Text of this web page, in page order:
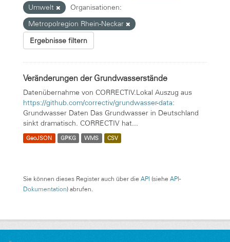
Umwelt
Organisationen:
Metropolregion Rhein-Neckar
Ergebnisse filtern
Veränderungen der Grundwasserstände
Datenübernahme von CORRECTIV.Lokal Auszug aus
https://github.com/correctiv/grundwasser-data:
Grundwasser Daten Das Grundwasser in Deutschland
sinkt dramatisch. CORRECTIV hat...
GeoJSON GPKG WMS CSV
Sie können dieses Register auch über die API (siehe API-
Dokumentation) abrufen.